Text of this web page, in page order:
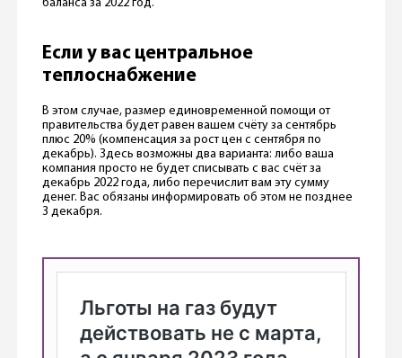
баланса за 2022 год.
Если у вас центральное
теплоснабжение
В этом случае, размер единовременной помощи от
правительства будет равен вашем счёту за сентябрь
плюс 20% (компенсация за рост цен с сентября по
декабрь). Здесь возможны два варианта: либо ваша
компания просто не будет списывать с вас счёт за
декабрь 2022 года, либо перечислит вам эту сумму
денег. Вас обязаны информировать об этом не позднее
3 декабря.